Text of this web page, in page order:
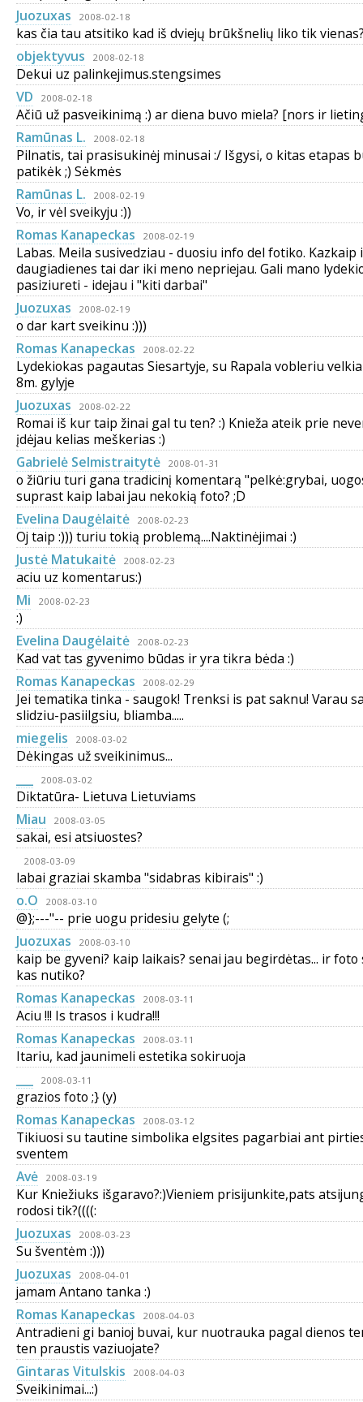
Juozuxas
2008-02-18
kas čia tau atsitiko kad iš dviejų brūkšnelių liko tik
objektyvus
2008-02-18
Dekui uz palinkejimus.stengsimes
VD
2008-02-18
Ačiū už pasveikinimą :) ar diena buvo miela? [nors ir
Ramūnas L.
2008-02-18
Pilnatis, tai prasisukinėj minusai :/ Išgysi, o kitas etapas
patikėk ;) Sėkmės
Ramūnas L.
2008-02-19
Vo, ir vėl sveikyju :))
Romas Kanapeckas
2008-02-19
Labas. Meila susivedziau - duosiu info del fotiko.
daugiadienes tai dar iki meno nepriejau. Gali mano
pasiziureti - idejau i "kiti darbai"
Juozuxas
2008-02-19
o dar kart sveikinu :)))
Romas Kanapeckas
2008-02-22
Lydekiokas pagautas Siesartyje, su Rapala vobleriu
8m. gylyje
Juozuxas
2008-02-22
Romai iš kur taip žinai gal tu ten? :) Knieža ateik prie
įdėjau kelias meškerias :)
Gabrielė Selmistraitytė
2008-01-31
o žiūriu turi gana tradicinį komentarą "pelkė:grybai,
suprast kaip labai jau nekokią foto? ;D
Evelina Daugėlaitė
2008-02-23
Oj taip :))) turiu tokią problemą....Naktinėjimai :)
Justė Matukaitė
2008-02-23
aciu uz komentarus:)
Mi
2008-02-23
:)
Evelina Daugėlaitė
2008-02-23
Kad vat tas gyvenimo būdas ir yra tikra bėda :)
Romas Kanapeckas
2008-02-29
Jei tematika tinka - saugok! Trenksi is pat saknu! Varau
slidziu-pasiilgsiu, bliamba.....
miegelis
2008-03-02
Dėkingas už sveikinimus...
2008-03-02
Diktatūra- Lietuva Lietuviams
Miau
2008-03-05
sakai, esi atsiuostes?
2008-03-09
labai graziai skamba "sidabras kibirais" :)
o.O
2008-03-10
@};---"-- prie uogu pridesiu gelyte (;
Juozuxas
2008-03-10
kaip be gyveni? kaip laikais? senai jau begirdėtas... ir foto
kas nutiko?
Romas Kanapeckas
2008-03-11
Aciu !!! Is trasos i kudra!!!
Romas Kanapeckas
2008-03-11
Itariu, kad jaunimeli estetika sokiruoja
2008-03-11
grazios foto ;} (y)
Romas Kanapeckas
2008-03-12
Tikiuosi su tautine simbolika elgsites pagarbiai ant
sventem
Avė
2008-03-19
Kur Kniežiuks išgaravo?:)Vieniem prisijunkite,pats
rodosi tik?((((:
Juozuxas
2008-03-23
Su šventėm :)))
Juozuxas
2008-04-01
jamam Antano tanka :)
Romas Kanapeckas
2008-04-03
Antradieni gi banioj buvai, kur nuotrauka pagal dienos
ten praustis vaziuojate?
Gintaras Vitulskis
2008-04-03
Sveikinimai...:)